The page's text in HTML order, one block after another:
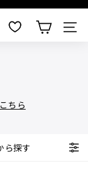
ちら
ら探す